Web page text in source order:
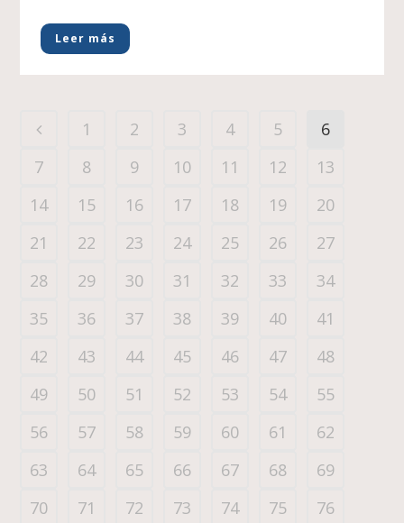
Leer más
1 2 3 4 5
6
7
8 9 10 11 12
13
14
15 16 17 18 19
20
21
22 23 24 25 26
27
28
29 30 31 32 33
34
35
36 37 38 39 40
41
42
43 44 45 46 47
48
49
50 51 52 53 54
55
56
57 58 59 60 61
62
63
64 65 66 67 68
69
70
71 72 73 74 75
76